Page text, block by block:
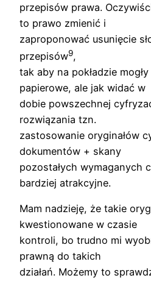
przepisów prawa.
to prawo zmienić i
zaproponować usunięcie
przepisów9,
tak aby na pokładzie
papierowe, ale jak widać w
dobie powszechnej
rozwiązania tzn.
zastosowanie oryginałów
dokumentów + skany
pozostałych wymaganych
bardziej atrakcyjne.
Mam nadzieję, że takie
kwestionowane w czasie
kontroli, bo trudno mi
prawną do takich
działań. Możemy to